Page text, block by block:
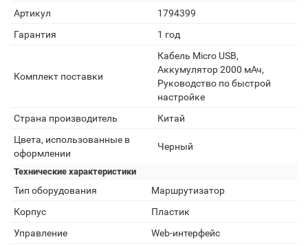
Артикул
1794399
Гарантия
1 год
Комплект поставки
Кабель Micro USB,
Аккумулятор 2000 мАч,
Руководство по быстрой
настройке
Страна производитель
Китай
Цвета, использованные в
оформлении
Черный
Технические характеристики
Тип оборудования
Маршрутизатор
Корпус
Пластик
Управление
Web-интерфейс